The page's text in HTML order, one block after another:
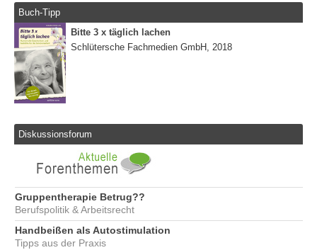
Buch-Tipp
Bitte 3 x täglich lachen
Schlütersche Fachmedien GmbH, 2018
Diskussionsforum
Gruppentherapie Betrug??
Berufspolitik & Arbeitsrecht
Handbeißen als Autostimulation
Tipps aus der Praxis